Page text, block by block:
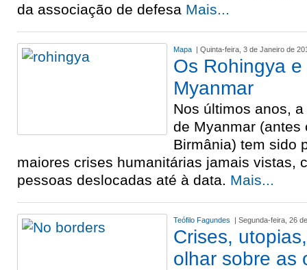
da associação de defesa Mais...
Mapa | Quinta-feira, 3 de Janeiro de
Os Rohingya
Myanmar
Nos últimos anos,
de Myanmar (antes
Birmânia) tem sido
maiores crises humanitárias jamais vistas,
pessoas deslocadas até à data. Mais...
Teófilo Fagundes | Segunda-feira, 26
Crises,
olhar sobre as